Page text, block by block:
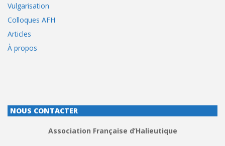
Vulgarisation
Colloques AFH
Articles
À propos
NOUS CONTACTER
Association Française d’Halieutique